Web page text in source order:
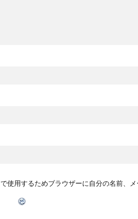
使用するためブラウザーに自分の名前、